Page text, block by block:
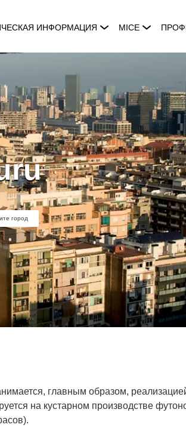
ИНФОРМАЦИЯ MICE
город
главным образом,
на кустарном производстве